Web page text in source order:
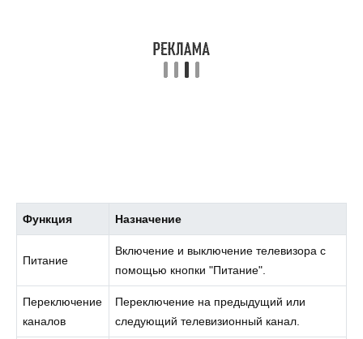
Функция Назначение
Питание
Включение и выключение телевизора с
помощью кнопки "Питание".
Переключение
каналов
Переключение на предыдущий или
следующий телевизионный канал.